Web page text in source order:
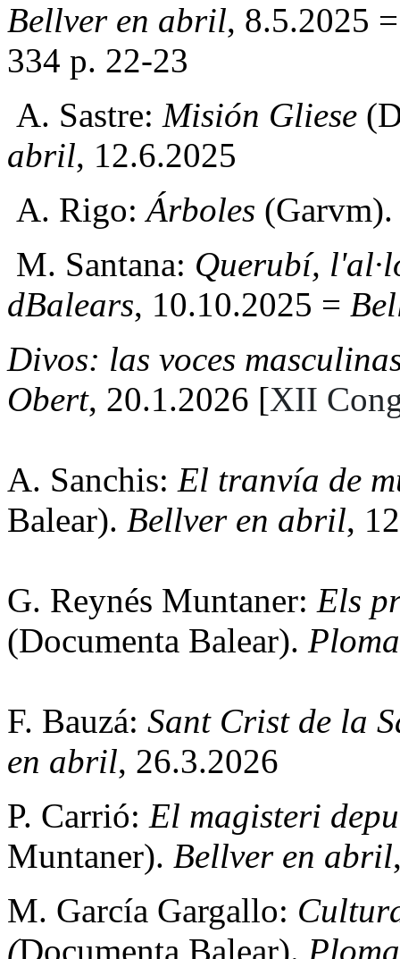
Bellver en abril, 8.5.2025
334 p. 22-23
A. Sastre: Misión Gliese
abril, 12.6.2025
A. Rigo:Árboles
M. Santana: Querubí,
dBalears, 10.10.2025 =
Divos: las voces
Obert, 20.1.2026 [XII
A. Sanchis: El tranvía de
Balear). Bellver en abril,
G. Reynés Muntaner: Els
(Documenta Balear).
F. Bauzá: Sant Crist de la
en abril, 26.3.2026
P. Carrió: El magisteri
Muntaner). Bellver en abril
M. García Gargallo:
(Documenta Balear). Ploma